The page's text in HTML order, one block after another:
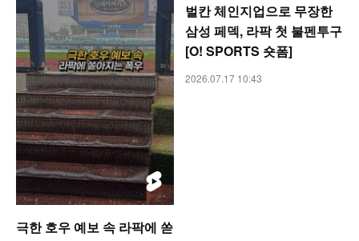
극한 호우 예보 속 라팍에 쏟
벌칸 체인지업으로 무장한
삼성 페덱, 라팍 첫 불펜투구
[O! SPORTS 숏폼]
2026.07.17 10:43